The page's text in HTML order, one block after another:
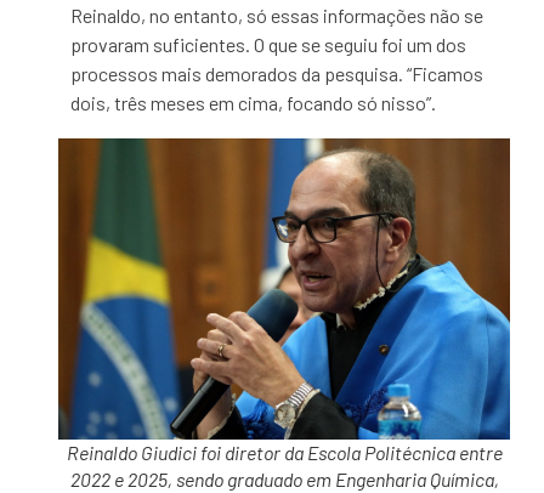
Reinaldo, no entanto, só essas informações não se
provaram suficientes. O que se seguiu foi um dos
processos mais demorados da pesquisa. “Ficamos
dois, três meses em cima, focando só nisso”.
Reinaldo Giudici foi diretor da Escola Politécnica entre
2022 e 2025, sendo graduado em Engenharia Química,